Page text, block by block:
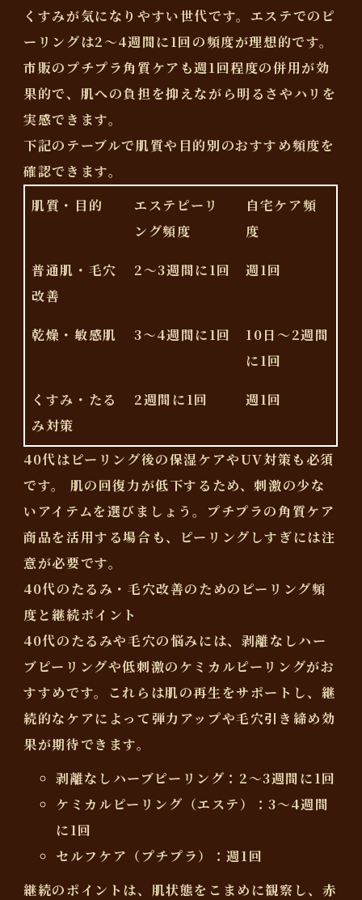
くすみが気になりやすい世代です。エステでのピ
ーリングは2～4週間に1回の頻度が理想的です。
市販のプチプラ角質ケアも週1回程度の併用が効
果的で、肌への負担を抑えながら明るさやハリを
実感できます。
下記のテーブルで肌質や目的別のおすすめ頻度を
確認できます。
肌質・目的
エステピーリ
ング頻度
自宅ケア頻
度
普通肌・毛穴
改善
2～3週間に1回 週1回
乾燥・敏感肌 3～4週間に1回
10日～2週間
に1回
くすみ・たる
み対策
2週間に1回 週1回
40代はピーリング後の保湿ケアやUV対策も必須
です。
肌の回復力が低下するため、刺激の少な
いアイテムを選びましょう。プチプラの角質ケア
商品を活用する場合も、ピーリングしすぎには注
意が必要です。
40代のたるみ・毛穴改善のためのピーリング頻
度と継続ポイント
40代のたるみや毛穴の悩みには、 剥離なしハー
ブピーリングや低刺激のケミカルピーリングがお
すすめです。これらは肌の再生をサポートし、継
続的なケアによって弾力アップや毛穴引き締め効
果が期待できます。
剥離なしハーブピーリング：2～3週間に1回
ケミカルピーリング（エステ）：3～4週間
に1回
セルフケア（プチプラ）：週1回
継続のポイントは、肌状態をこまめに観察し、赤